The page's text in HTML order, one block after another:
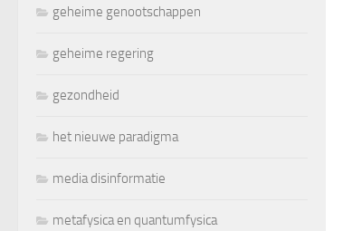
geheime genootschappen
geheime regering
gezondheid
het nieuwe paradigma
media disinformatie
metafysica en quantumfysica